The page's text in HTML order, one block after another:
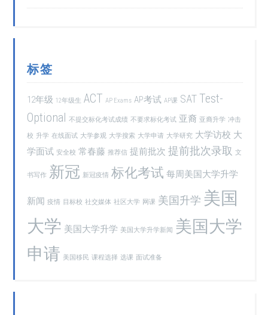
标签
12年级 12年级生 ACT AP Exams AP考试 AP课 SAT Test-
Optional 不提交标化考试成绩 不要求标化考试 亚裔 亚裔升学 冲击
校 升学 在线面试 大学参观 大学搜索 大学申请 大学研究 大学访校 大
学面试 安全校 常春藤 推荐信 提前批次 提前批次录取 文
书写作 新冠 新冠疫情 标化考试 每周美国大学升学
新闻 疫情 目标校 社交媒体 社区大学 网课 美国升学 美国
大学 美国大学升学 美国大学升学新闻 美国大学
申请 美国移民 课程选择 选课 面试准备